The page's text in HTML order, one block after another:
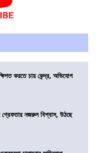
করতে চায় কেন্দ্র, অভিযোগ
গ্রেফতার নজরুল বিশ্বাস, উঠছে